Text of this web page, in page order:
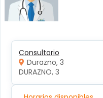
Consultorio
Durazno, 3
DURAZNO, 3